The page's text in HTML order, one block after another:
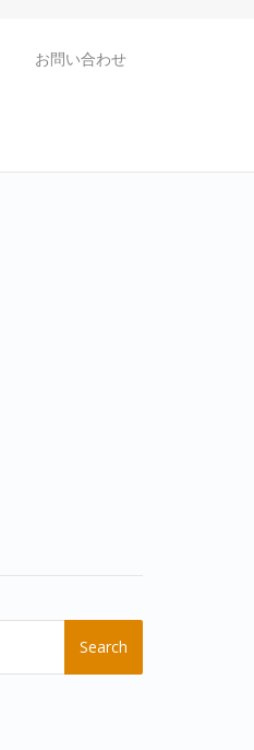
お問い合わせ
Search